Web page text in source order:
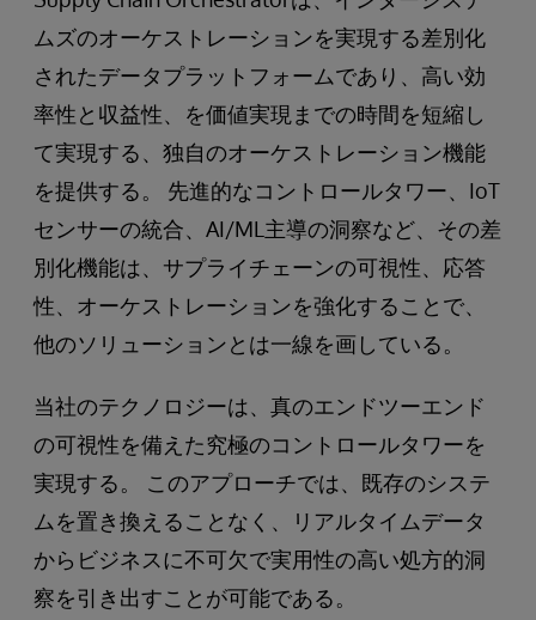
ムズのオーケストレーションを実現する差別化
されたデータプラットフォームであり、高い効
率性と収益性、を価値実現までの時間を短縮し
て実現する、独自のオーケストレーション機能
を提供する。 先進的なコントロールタワー、IoT
センサーの統合、AI/ML主導の洞察など、その差
別化機能は、サプライチェーンの可視性、応答
性、オーケストレーションを強化することで、
他のソリューションとは一線を画している。
当社のテクノロジーは、真のエンドツーエンド
の可視性を備えた究極のコントロールタワーを
実現する。 このアプローチでは、既存のシステ
ムを置き換えることなく、リアルタイムデータ
からビジネスに不可欠で実用性の高い処方的洞
察を引き出すことが可能である。